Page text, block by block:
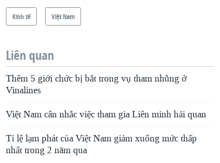
Kinh tế Việt Nam
Liên quan
Thêm 5 giới chức bị bắt trong vụ tham nhũng ở
Vinalines
Việt Nam cân nhắc việc tham gia Liên minh hải quan
Tỉ lệ lạm phát của Việt Nam giảm xuống mức thấp
nhất trong 2 năm qua